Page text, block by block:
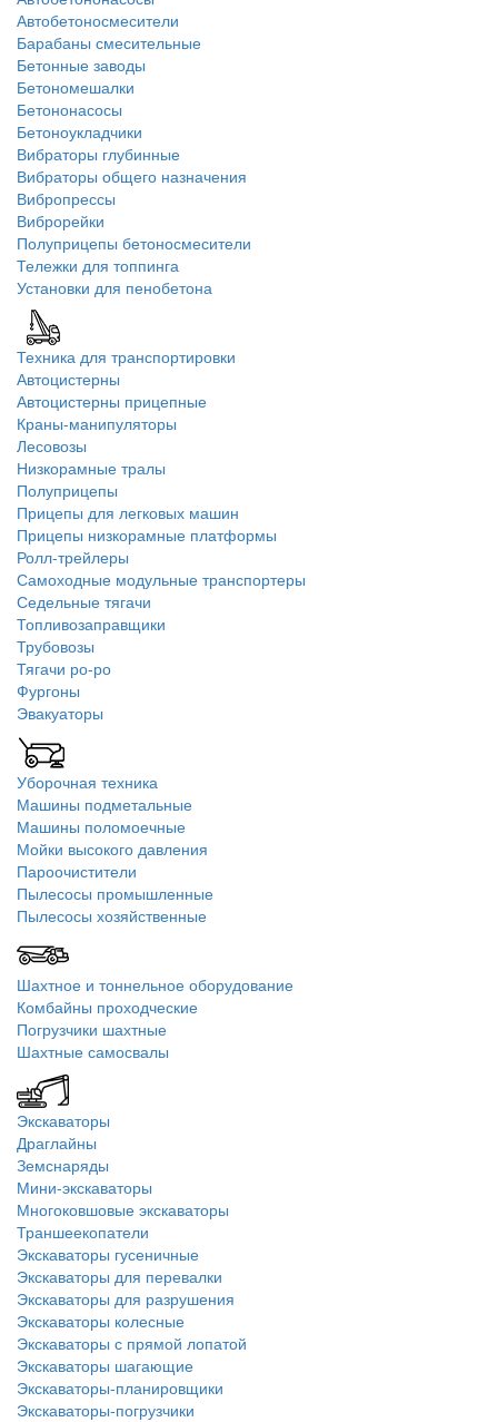
Автобетоносмесители
Барабаны смесительные
Бетонные заводы
Бетономешалки
Бетононасосы
Бетоноукладчики
Вибраторы глубинные
Вибраторы общего назначения
Вибропрессы
Виброрейки
Полуприцепы бетоносмесители
Тележки для топпинга
Установки для пенобетона
Техника для транспортировки
Автоцистерны
Автоцистерны прицепные
Краны-манипуляторы
Лесовозы
Низкорамные тралы
Полуприцепы
Прицепы для легковых машин
Прицепы низкорамные платформы
Ролл-трейлеры
Самоходные модульные транспортеры
Седельные тягачи
Топливозаправщики
Трубовозы
Тягачи ро-ро
Фургоны
Эвакуаторы
Уборочная техника
Машины подметальные
Машины поломоечные
Мойки высокого давления
Пароочистители
Пылесосы промышленные
Пылесосы хозяйственные
Шахтное и тоннельное оборудование
Комбайны проходческие
Погрузчики шахтные
Шахтные самосвалы
Экскаваторы
Драглайны
Земснаряды
Мини-экскаваторы
Многоковшовые экскаваторы
Траншеекопатели
Экскаваторы гусеничные
Экскаваторы для перевалки
Экскаваторы для разрушения
Экскаваторы колесные
Экскаваторы с прямой лопатой
Экскаваторы шагающие
Экскаваторы-планировщики
Экскаваторы-погрузчики